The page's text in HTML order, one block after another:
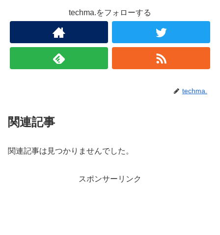
techma.をフォローする
techma.
関連記事
関連記事は見つかりませんでした。
スポンサーリンク